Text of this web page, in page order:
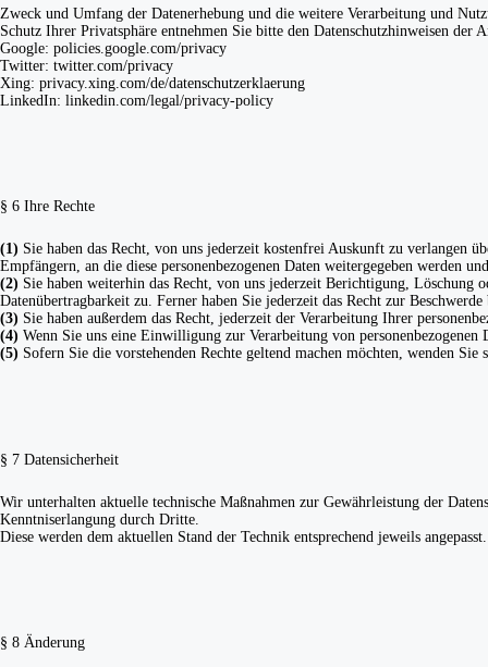
Zweck und Umfang der Datenerhebung und die weitere Verarbeitung und
Schutz Ihrer Privatsphäre entnehmen Sie bitte den Datenschutzhinweisen der
Google: policies.google.com/privacy
Twitter: twitter.com/privacy
Xing: privacy.xing.com/de/datenschutzerklaerung
LinkedIn: linkedin.com/legal/privacy-policy
§ 6 Ihre Rechte
(1) Sie haben das Recht, von uns jederzeit kostenfrei Auskunft zu verlangen
Empfängern, an die diese personenbezogenen Daten weitergegeben werden
(2) Sie haben weiterhin das Recht, von uns jederzeit Berichtigung, Löschung
Datenübertragbarkeit zu. Ferner haben Sie jederzeit das Recht zur
(3) Sie haben außerdem das Recht, jederzeit der Verarbeitung Ihrer
(4) Wenn Sie uns eine Einwilligung zur Verarbeitung von
(5) Sofern Sie die vorstehenden Rechte geltend machen möchten, wenden
§ 7 Datensicherheit
Wir unterhalten aktuelle technische Maßnahmen zur Gewährleistung der
Kenntniserlangung durch Dritte.
Diese werden dem aktuellen Stand der Technik entsprechend jeweils angepasst.
§ 8 Änderung